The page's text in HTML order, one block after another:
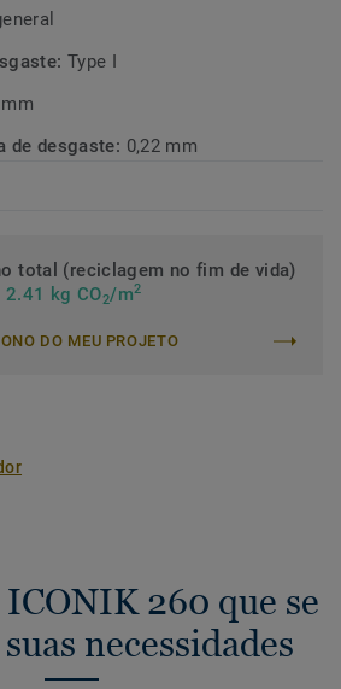
Type I
de desgaste: 0,22 mm
total (reciclagem no fim de vida)
2.41 kg CO2/m2
DO MEU PROJETO
260 que se
necessidades